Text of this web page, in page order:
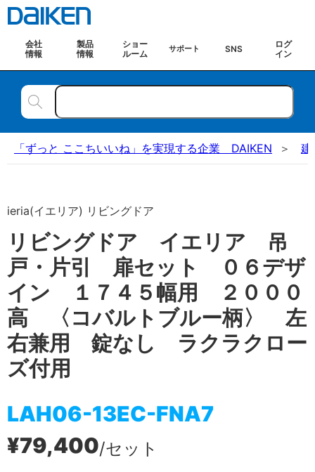
会社
情報
製品
情報
ショー
ルーム
サポート SNS
ログ
イン
「ずっと ここちいいね」を実現する企業 DAIKEN 建
ieria(イエリア) リビングドア
リビングドア イエリア 吊
戸・片引 扉セット ０６デザ
イン １７４５幅用 ２０００
高 〈コバルトブルー柄〉 左
右兼用 錠なし ラクラクロー
ズ付用
LAH06-13EC-FNA7
¥79,400/セット